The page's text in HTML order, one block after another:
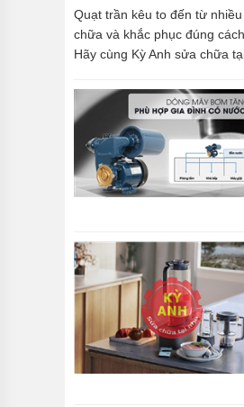
Quạt trần kêu to đến từ
chữa và khắc phục đúng
Hãy cùng Kỳ Anh sửa chữa